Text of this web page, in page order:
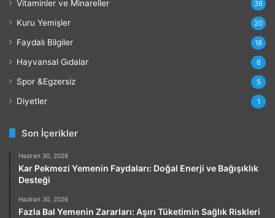
Vitaminler ve Minareller 36
Kuru Yemişler 20
Faydalı Bilgiler 18
Hayvansal Gıdalar 6
Spor &Egzersiz 5
Diyetler 1
Son İçerikler
Haziran 30, 2026
Kar Pekmezi Yemenin Faydaları: Doğal Enerji ve Bağışıklık
Desteği
Haziran 30, 2026
Fazla Bal Yemenin Zararları: Aşırı Tüketimin Sağlık Riskleri